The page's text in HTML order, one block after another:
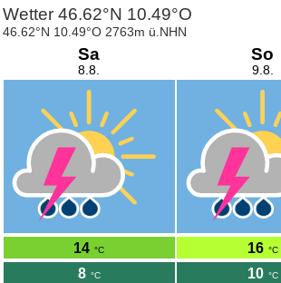
Wetter 46.62°N 10.49°O
46.62°N 10.49°O 2763m ü.NHN
Sa
8.8.
14 °C
8 °C
So
9.8.
16 °C
10 °C